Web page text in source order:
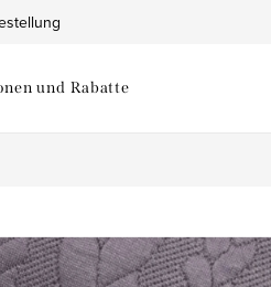
und Rabatte